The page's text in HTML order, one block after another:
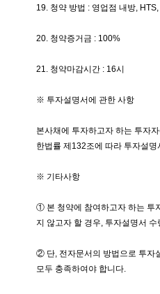
19. 청약 방법 : 영업점 내방,
20. 청약증거금 : 100%
21. 청약마감시간 : 16시
※ 투자설명서에 관한 사항
본사채에 투자하고자 하는 투자
한법률 제132조에 따라 투자설
※ 기타사항
① 본 청약에 참여하고자 하는 투
지 않고자 할 경우, 투자설명서
② 단, 전자문서의 방법으로 투자
모두 충족하여야 합니다.